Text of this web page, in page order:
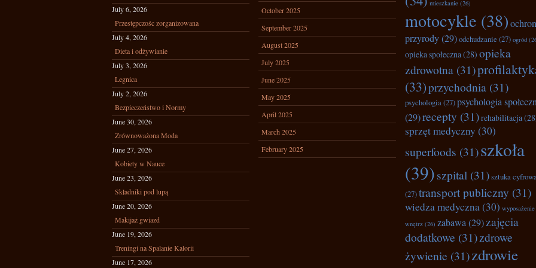
July 6, 2026
Przestępczośc zorganizowana
July 4, 2026
Dieta i odżywianie
July 3, 2026
Legnica
July 2, 2026
Bezpieczeństwo i Normy
June 30, 2026
Zrównoważona Moda
June 27, 2026
Kobiety w Nauce
June 23, 2026
Składniki pod lupą
June 20, 2026
Makijaż gwiazd
June 19, 2026
Treningi na Spalanie Kalorii
June 17, 2026
October 2025
September 2025
August 2025
July 2025
June 2025
May 2025
April 2025
March 2025
February 2025
mieszkanie (26)
motocykle (38)
przyrody(29)odchudzanie (27) ogród
opieka społeczna(28) opieka
zdrowotna (31)
(33)przychodnia (31)
psychologia(27)psychologia
(29)recepty (31)rehabilitacja
sprzęt medyczny (30)
superfoods (31)szkoła
(39)szpital (31)sztuka
(27)transport publiczny (31)
wiedza medyczna(30) wyposażenie
wnętrz (26) zabawa(29)zajęcia
dodatkowe (31)zdrowe
żywienie (31)zdrowie